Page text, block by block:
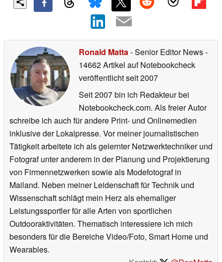
Ronald Matta- Senior Editor News-
14662 Artikel auf Notebookcheck
veröffentlichtseit 2007
Seit 2007 bin ich Redakteur bei
Notebookcheck.com. Als freier Autor
schreibe ich auch für andere Print- und Onlinemedien
inklusive der Lokalpresse. Vor meiner journalistischen
Tätigkeit arbeitete ich als gelernter Netzwerktechniker und
Fotograf unter anderem in der Planung und Projektierung
von Firmennetzwerken sowie als Modefotograf in
Mailand. Neben meiner Leidenschaft für Technik und
Wissenschaft schlägt mein Herz als ehemaliger
Leistungssportler für alle Arten von sportlichen
Outdooraktivitäten. Thematisch interessiere ich mich
besonders für die Bereiche Video/Foto, Smart Home und
Wearables.